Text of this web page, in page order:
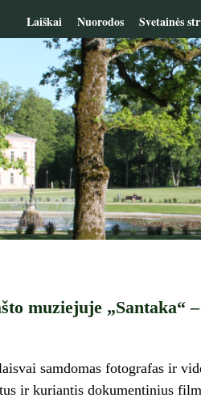
Laiškai Nuorodos Svetainės
muziejuje „Santaka“
samdomas fotografas ir
ir kuriantis dokumentinius